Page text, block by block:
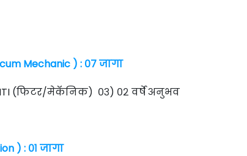
Mechanic ) : ०७ जागा
ITI (फिटर/मेकॅनिक) ०३) ०२ वर्षे अनुभव
) : ०१ जागा